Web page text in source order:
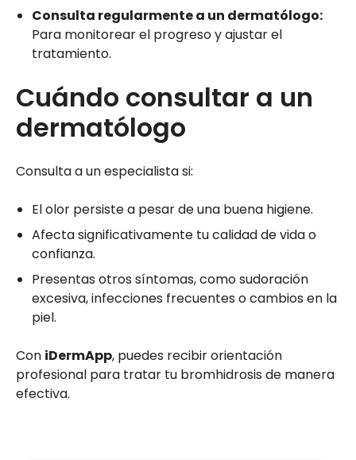
Consulta regularmente a un dermatólogo:
Para monitorear el progreso y ajustar el
tratamiento.
Cuándo consultar a un
dermatólogo
Consulta a un especialista si:
El olor persiste a pesar de una buena higiene.
Afecta significativamente tu calidad de vida o
confianza.
Presentas otros síntomas, como sudoración
excesiva, infecciones frecuentes o cambios en la
piel.
Con iDermApp, puedes recibir orientación
profesional para tratar tu bromhidrosis de manera
efectiva.